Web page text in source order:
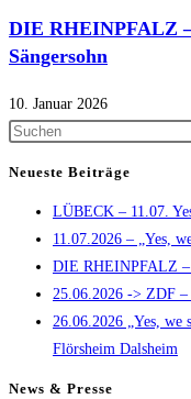
DIE RHEINPFALZ
Sängersohn
10. Januar 2026
Neueste Beiträge
LÜBECK – 11.07.
11.07.2026 – „Yes,
DIE RHEINPFALZ –
25.06.2026 -> ZDF
26.06.2026 „Yes,
Flörsheim Dalsheim
News & Presse